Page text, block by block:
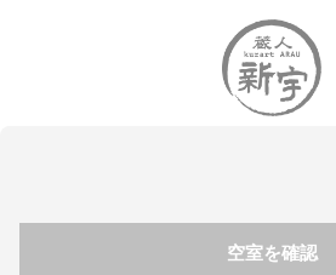
空室を確認